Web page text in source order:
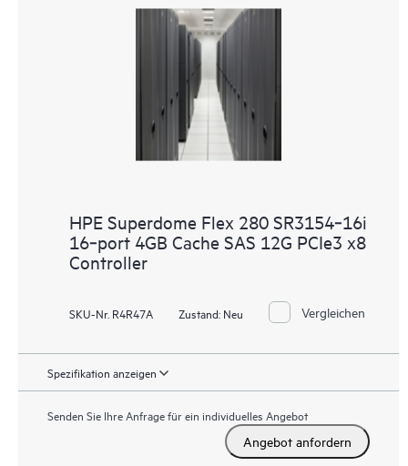
HPE Superdome Flex 280 SR3154‑16i
16‑port 4GB Cache SAS 12G PCIe3 x8
Controller
SKU-Nr. R4R47A Zustand: Neu Vergleichen
Spezifikation anzeigen
Senden Sie Ihre Anfrage für ein individuelles Angebot
Angebot anfordern